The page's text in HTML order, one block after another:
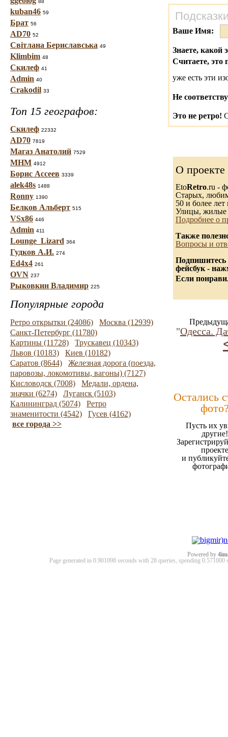
88
kuban46 59
Брат 56
AD70 52
Світлана Бериславська 49
Klimbim 48
Скилеф 41
Admin 40
Crakodil 33
Топ 15 географов:
Скилеф 22332
AD70 7819
Магаз Анатолий 7529
МНМ 4912
Борис Ассеев 3339
alek48s 1488
Ronny 1390
Белков Альберт 515
VSx86 446
Admin 411
Lounge_Lizard 364
Гудков А.И. 274
Ed4x4 261
OVN 237
Рыковкин Владимир 225
Популярные города
Ретро открытки (24086)
Москва (12939)
Санкт-Петербург (11780)
Картины (11728)
Трускавец (10343)
Львов (10183)
Киев (10182)
Саратов (8644)
Железная дорога (поезда,
паровозы, локомотивы, вагоны) (7127)
Кисловодск (7008)
Медали, ордена,
значки (6274)
Луганск (5103)
Калининград (5074)
Ретро
знаменитости (4542)
Гусев (4162)
все города >>
Ваше Имя:
Знаете, какой
Считаете, это
уже есть эти
Не
Это не ретро!
О проекте
EtoRetro.ru -
Старых,
50 и более лет
Улицы, жилые
Подробнее о
Также
Вопросы и
Подпишитесь
фейсбук -
Если
"Одесса.
Остались
Пусть их
другие!
проекте
и
Powered by
Page generated in 0.901098 seconds with 28 queries, spending